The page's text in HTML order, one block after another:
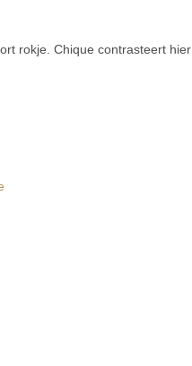
rokje. Chique contrasteert